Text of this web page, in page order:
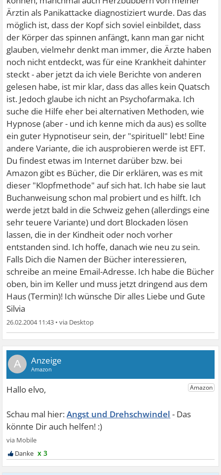
Ärztin als Panikattacke diagnostiziert wurde. Das das
möglich ist, dass der Kopf sich soviel einbildet, dass
der Körper das spinnen anfängt, kann man gar nicht
glauben, vielmehr denkt man immer, die Ärzte haben
noch nicht entdeckt, was für eine Krankheit dahinter
steckt - aber jetzt da ich viele Berichte von anderen
gelesen habe, ist mir klar, dass das alles kein Quatsch
ist. Jedoch glaube ich nicht an Psychofarmaka. Ich
suche die Hilfe eher bei alternativen Methoden, wie
Hypnose (aber - und ich kenne mich da aus) es sollte
ein guter Hypnotiseur sein, der "spirituell" lebt! Eine
andere Variante, die ich ausprobieren werde ist EFT.
Du findest etwas im Internet darüber bzw. bei
Amazon gibt es Bücher, die Dir erklären, was es mit
dieser "Klopfmethode" auf sich hat. Ich habe sie laut
Buchanweisung schon mal probiert und es hilft. Ich
werde jetzt bald in die Schweiz gehen (allerdings eine
sehr teuere Variante) und dort Blockaden lösen
lassen, die in der Kindheit oder noch vorher
entstanden sind. Ich hoffe, danach wie neu zu sein.
Falls Dich die Namen der Bücher interessieren,
schreibe an meine Email-Adresse. Ich habe die Bücher
oben, bin im Keller und muss jetzt dringend aus dem
Haus (Termin)! Ich wünsche Dir alles Liebe und Gute
Silvia
26.02.2004 11:43 •
A
Angst und Drehschwindel
x 3